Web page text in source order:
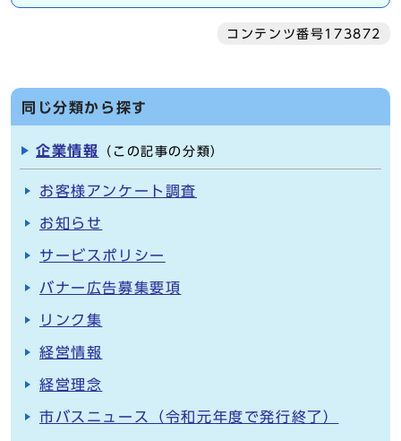
コンテンツ番号173872
同じ分類から探す
企業情報 （この記事の分類）
お客様アンケート調査
お知らせ
サービスポリシー
バナー広告募集要項
リンク集
経営情報
経営理念
市バスニュース（令和元年度で発行終了）